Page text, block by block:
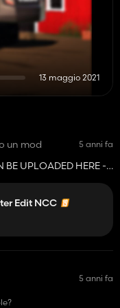
13 maggio 2021
un mod 5 anni fa
BE UPLOADED HERE --
Edit NCC
5 anni fa